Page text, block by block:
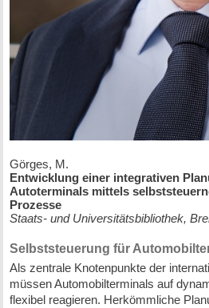
Görges, M.
Entwicklung einer integrativen
Autoterminals mittels
Prozesse
Staats- und Universitätsbibliothek,
Selbststeuerung für
Als zentrale Knotenpunkte der
müssen Automobilterminals auf
flexibel reagieren. Herkömmliche